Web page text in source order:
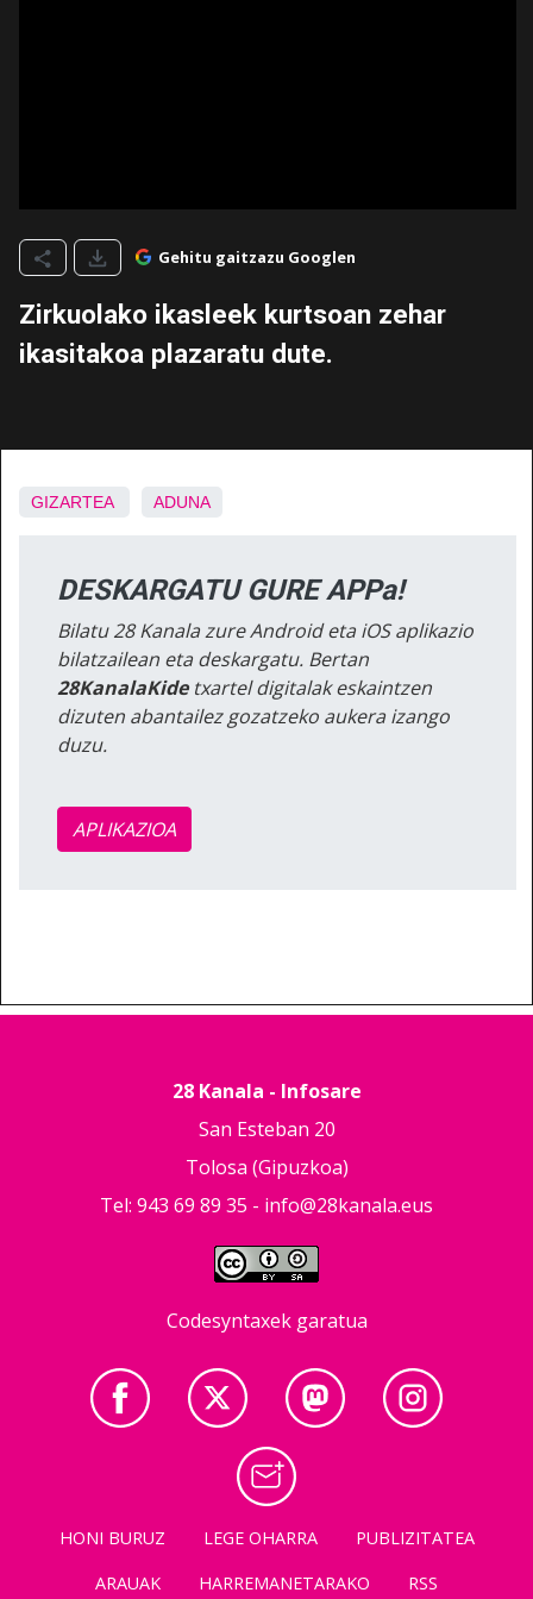
Gehitu gaitzazu Googlen
Zirkuolako ikasleek kurtsoan zehar
ikasitakoa plazaratu dute.
GIZARTEA ADUNA
DESKARGATU GURE APPa!
Bilatu 28 Kanala zure Android eta iOS aplikazio
bilatzailean eta deskargatu. Bertan
28KanalaKidetxartel digitalak eskaintzen
dizuten abantailez gozatzeko aukera izango
duzu.
APLIKAZIOA
28 Kanala - Infosare
San Esteban 20
Tolosa (Gipuzkoa)
Tel: 943 69 89 35 - info@28kanala.eus
Codesyntaxek garatua
HONI BURUZ LEGE OHARRA
PUBLIZITATEA
ARAUAK
HARREMANETARAKO RSS